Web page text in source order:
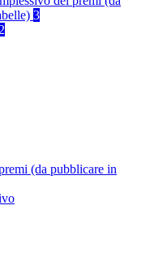
3
2
(da pubblicare in